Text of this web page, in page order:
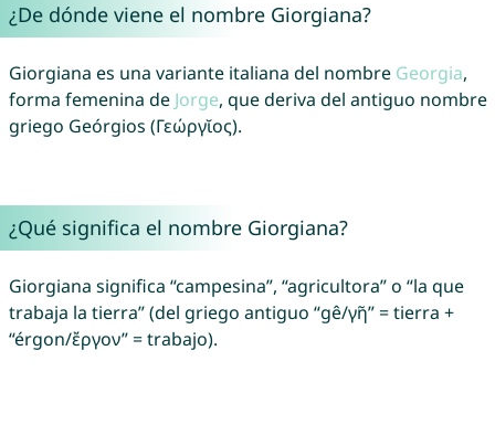
¿De dónde viene el nombre Giorgiana?
Giorgiana es una variante italiana del nombre Georgia,
forma femenina de Jorge, que deriva del antiguo nombre
griego Geórgios (Γεώργῐος).
¿Qué significa el nombre Giorgiana?
Giorgiana significa “campesina”, “agricultora” o “la que
trabaja la tierra” (del griego antiguo “gê/γῆ” = tierra +
“érgon/ἔργον” = trabajo).